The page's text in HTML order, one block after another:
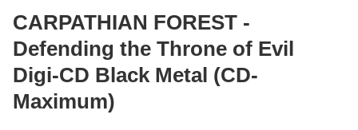
CARPATHIAN FOREST -
Defending the Throne of Evil
Digi-CD Black Metal (CD-
Maximum)